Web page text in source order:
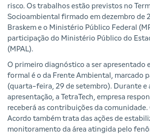
risco. Os trabalhos estão previstos no
Socioambiental firmado em dezembro de
Braskem e o Ministério Público Federal
participação do Ministério Público do
(MPAL).
O primeiro diagnóstico a ser apresentado
formal é o da Frente Ambiental, marcado
(quarta-feira, 29 de setembro). Durante e
apresentação, a TetraTech, empresa
receberá as contribuições da comunidade.
Acordo também trata das ações de
monitoramento da área atingida pelo